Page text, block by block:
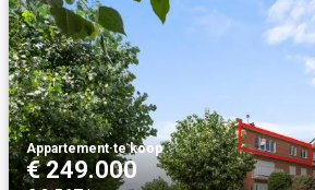
Appartement·te koop
€ 249.000